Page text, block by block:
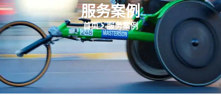
服务案例
首页 服务案例